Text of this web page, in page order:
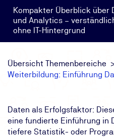
Kompakter Überblick über
und Analytics –
ohne IT-Hintergrund
Übersicht Themenbereiche
Weiterbildung: Einführung
Daten als Erfolgsfaktor:
eine fundierte Einführung in
tiefere Statistik- oder